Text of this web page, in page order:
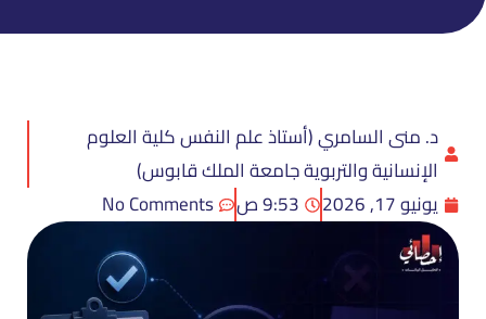
د. منى السامري (أستاذ علم النفس كلية العلوم
الإنسانية والتربوية جامعة الملك قابوس)
يونيو 17, 2026
9:53 ص No Comments